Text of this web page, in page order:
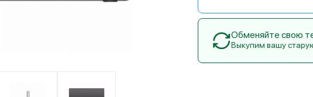
Обменяйте свою
Выкупим вашу